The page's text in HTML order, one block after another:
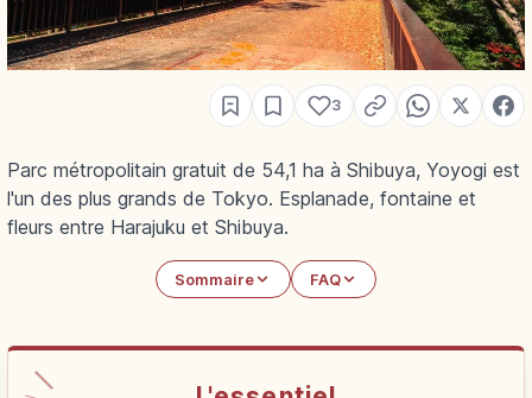
3
Parc métropolitain gratuit de 54,1 ha à Shibuya, Yoyogi est
l'un des plus grands de Tokyo. Esplanade, fontaine et
fleurs entre Harajuku et Shibuya.
Sommaire FAQ